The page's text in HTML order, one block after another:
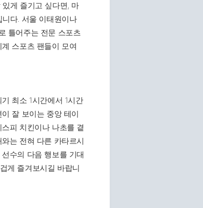
게 즐기고 싶다면, 마
다. 서울 이태원이나
틀어주는 전문 스포츠
스포츠 팬들이 모여
최소 1시간에서 1시간
잘 보이는 중앙 테이
피 치킨이나 나초를 곁
는 전혀 다른 카타르시
수의 다음 행보를 기대
게 즐겨보시길 바랍니